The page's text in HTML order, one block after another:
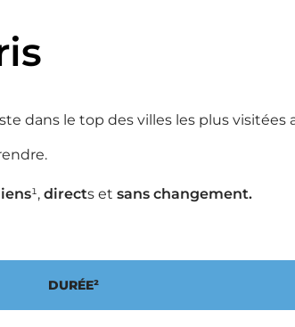
dans le top des villes les plus visitées
¹, directs et sans changement.
DURÉE²